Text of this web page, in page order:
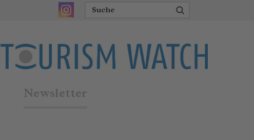
Newsletter